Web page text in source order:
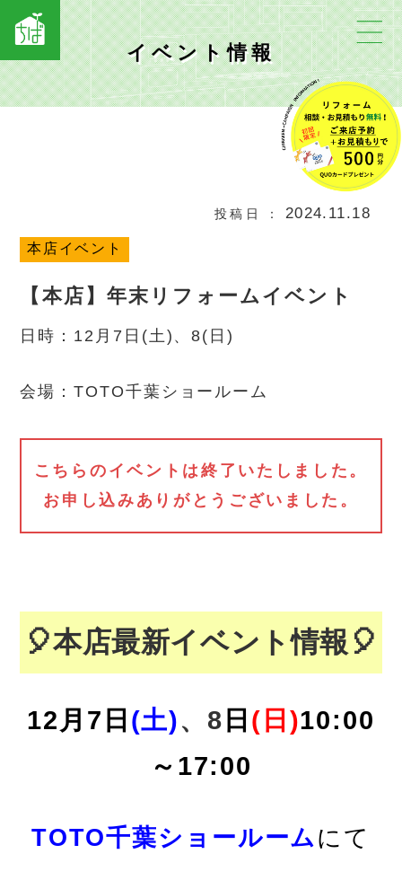
イベント情報
投稿日 2024.11.18
本店イベント
【本店】年末リフォームイベント
日時：12月7日(土)、8(日)
会場：TOTO千葉ショールーム
こちらのイベントは終了いたしました。
お申し込みありがとうございました。
🎈本店最新イベント情報🎈
12月7 日 (土)、8 日 (日)10:00
～17:00
TOTO千葉ショールームにて